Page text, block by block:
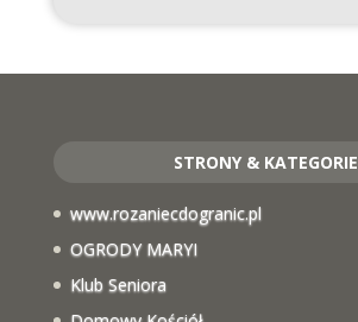
STRONY & KATEGORIE
www.rozaniecdogranic.pl
OGRODY MARYI
Klub Seniora